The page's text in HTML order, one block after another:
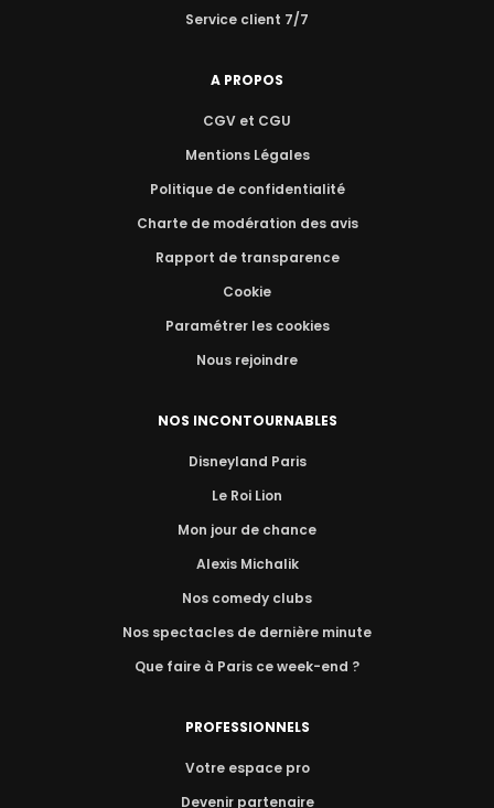
Service client 7/7
A PROPOS
CGV et CGU
Mentions Légales
Politique de confidentialité
Charte de modération des avis
Rapport de transparence
Cookie
Paramétrer les cookies
Nous rejoindre
NOS INCONTOURNABLES
Disneyland Paris
Le Roi Lion
Mon jour de chance
Alexis Michalik
Nos comedy clubs
Nos spectacles de dernière minute
Que faire à Paris ce week-end ?
PROFESSIONNELS
Votre espace pro
Devenir partenaire